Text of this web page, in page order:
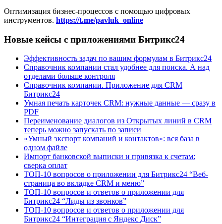
Оптимизация бизнес-процессов с помощью цифровых
инструментов. https://t.me/pavluk_online
Новые кейсы с приложениями Битрикс24
Эффективность задач по вашим формулам в Битрикс24
Справочник компании стал удобнее для поиска. А над
отделами больше контроля
Справочник компании. Приложение для CRM
Битрикс24
Умная печать карточек CRM: нужные данные — сразу в
PDF
Переименование диалогов из Открытых линий в CRM
теперь можно запускать по записи
«Умный экспорт компаний и контактов»: вся база в
одном файле
Импорт банковской выписки и привязка к счетам:
сверка оплат
ТОП-10 вопросов о приложении для Битрикс24 “Веб-
страница во вкладке CRM и меню”
ТОП-10 вопросов и ответов о приложении для
Битрикс24 “Лиды из звонков”
ТОП-10 вопросов и ответов о приложении для
Битрикс24 “Интеграция с Яндекс Диск”